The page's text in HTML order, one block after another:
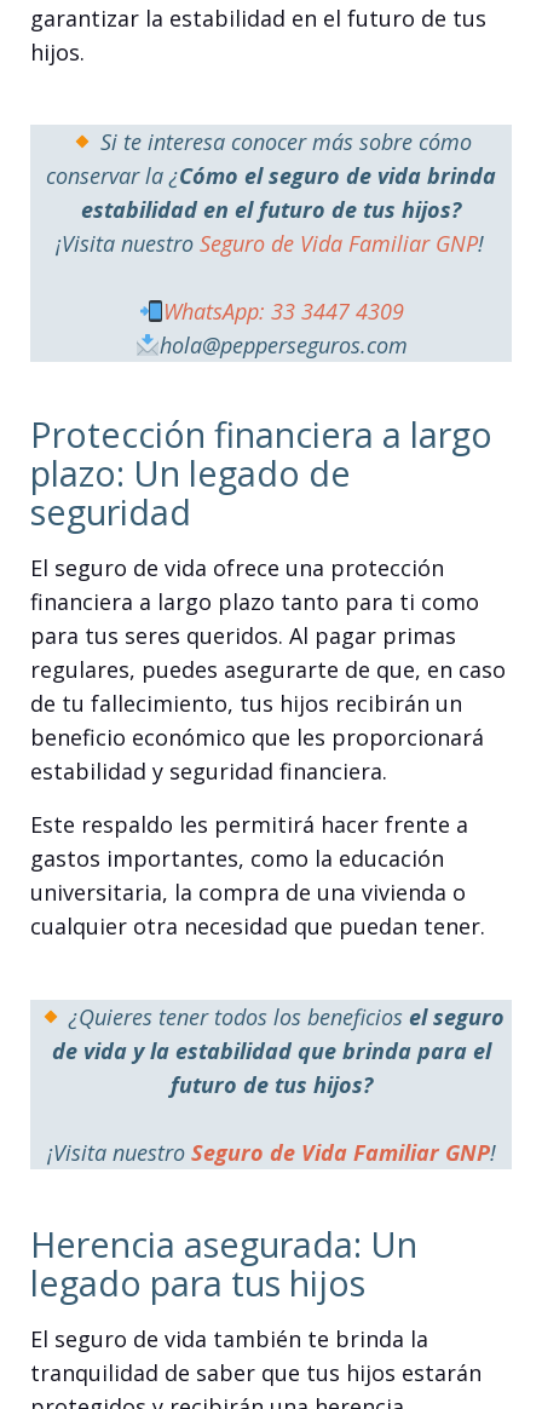
garantizar la estabilidad en el futuro de tus
hijos.
Si te interesa conocer más sobre cómo
conservar la ¿Cómo el seguro de vida brinda
estabilidad en el futuro de tus hijos?
¡Visita nuestro Seguro de Vida Familiar GNP!
WhatsApp: 33 3447 4309
hola@pepperseguros.com
Protección financiera a largo
plazo: Un legado de
seguridad
El seguro de vida ofrece una protección
financiera a largo plazo tanto para ti como
para tus seres queridos. Al pagar primas
regulares, puedes asegurarte de que, en caso
de tu fallecimiento, tus hijos recibirán un
beneficio económico que les proporcionará
estabilidad y seguridad financiera.
Este respaldo les permitirá hacer frente a
gastos importantes, como la educación
universitaria, la compra de una vivienda o
cualquier otra necesidad que puedan tener.
¿Quieres tener todos los beneficios el seguro
de vida y la estabilidad que brinda para el
futuro de tus hijos?
¡Visita nuestro Seguro de Vida Familiar GNP!
Herencia asegurada: Un
legado para tus hijos
El seguro de vida también te brinda la
tranquilidad de saber que tus hijos estarán